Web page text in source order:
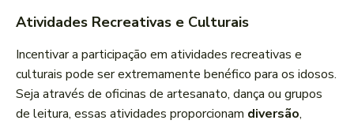
Atividades Recreativas e Culturais
Incentivar a participação em atividades recreativas e
culturais pode ser extremamente benéfico para os idosos.
Seja através de oficinas de artesanato, dança ou grupos
de leitura, essas atividades proporcionam diversão,